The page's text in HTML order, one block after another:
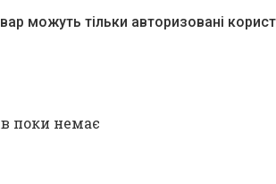
можуть тільки авторизовані
поки немає